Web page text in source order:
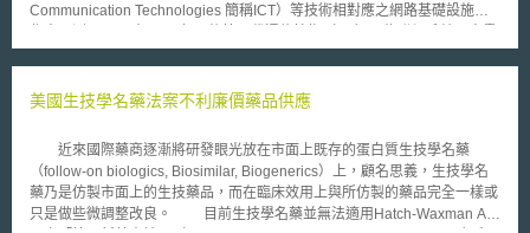
Communication Technologies 簡稱ICT）等技術相對應之網路基礎設施做
質通訊等技術相繼成熟及普及化，相關業者勢必發展出多樣化、高度專業化
社會系統之神經網絡（社会システムの神経網）。 物聯網服務目前係
M2M（Machine to Machine，機器和機器之間的通訊）的佔有率估計將達
到10％。 人工智慧網路技術不僅僅是虛擬化層網路（仮想化レイヤの
ネットワーク）之維護和操作，更是物理層面的網路（物理レイヤのネット
ワーク）資源的管理，AI仍然只擔任協助之工具。其中，物理網絡（物理ネ
美國生技學名藥法案不利廉價藥品供應
近來國際藥商逐漸將研發眼光放在市面上既存的蛋白質生技學名藥
（follow-on biologics, Biosimilar, Biogenerics）上，顧名思義，生技學名
藥乃是仿製市面上的生技藥品，而在臨床效用上與所仿製的藥品完全一樣或
只是做些微調整改良。 目前生技學名藥並無法適用Hatch-Waxman Act